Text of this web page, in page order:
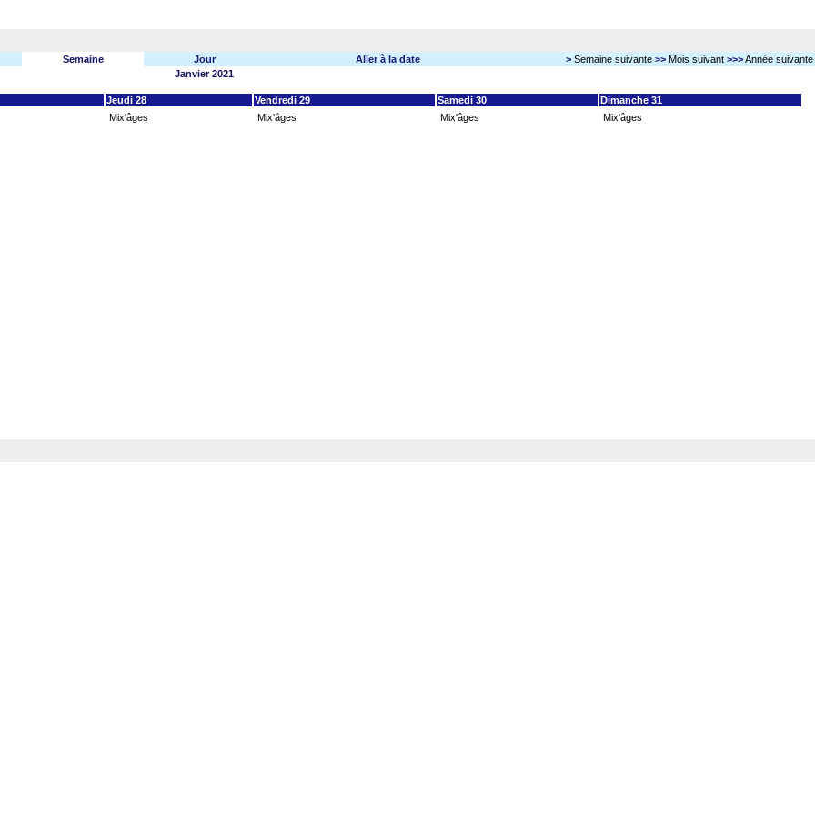
Semaine Jour Aller à la date > Semaine suivante >> Mois suivant >>>Année suivante
Janvier 2021
Jeudi 28 Vendredi 29 Samedi 30
Dimanche 31
Mix'âges Mix'âges Mix'âges Mix'âges